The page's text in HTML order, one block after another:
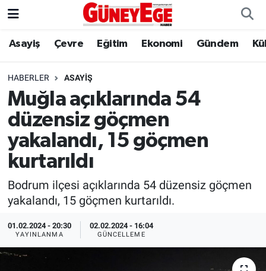
Asayiş Çevre Eğitim Ekonomi Gündem
HABERLER ASAYIŞ
Muğla açıklarında 54
düzensiz göçmen
yakalandı, 15 göçmen
kurtarıldı
Bodrum ilçesi açıklarında 54 düzensiz göçmen
yakalandı, 15 göçmen kurtarıldı.
01.02.2024 - 20:30
YAYINLANMA
02.02.2024 - 16:04
GÜNCELLEME
Asayiş
Çevre
Eğitim
Ekonomi
Gündem
Kültür Sanat
Magazin
Politika
İstanbul Hava Durumu
İstanbul Trafik Yoğunluk Haritası
Süper Lig Puan Durumu ve Fikstür
Tüm Manşetler
Son Dakika Haberleri
Haber Arşivi